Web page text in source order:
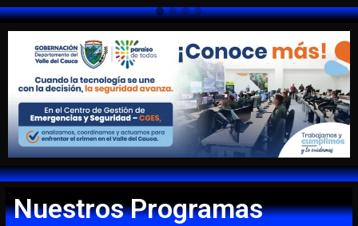
Nuestros Programas